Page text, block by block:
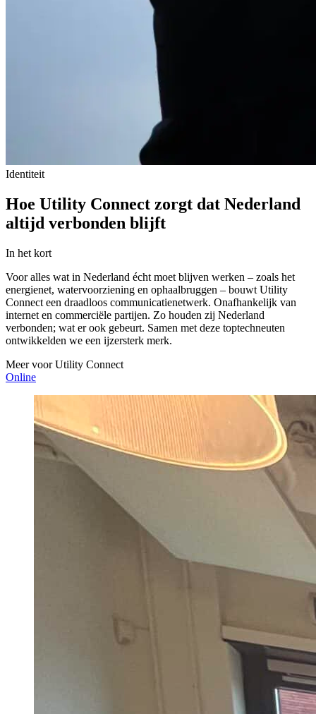
Identiteit
Hoe Utility Connect zorgt dat Nederland
altijd verbonden blijft
In het kort
Voor alles wat in Nederland écht moet blijven werken – zoals het
energienet, watervoorziening en ophaalbruggen – bouwt Utility
Connect een draadloos communicatienetwerk. Onafhankelijk van
internet en commerciële partijen. Zo houden zij Nederland
verbonden; wat er ook gebeurt. Samen met deze toptechneuten
ontwikkelden we een ijzersterk merk.
Meer voor Utility Connect
Online